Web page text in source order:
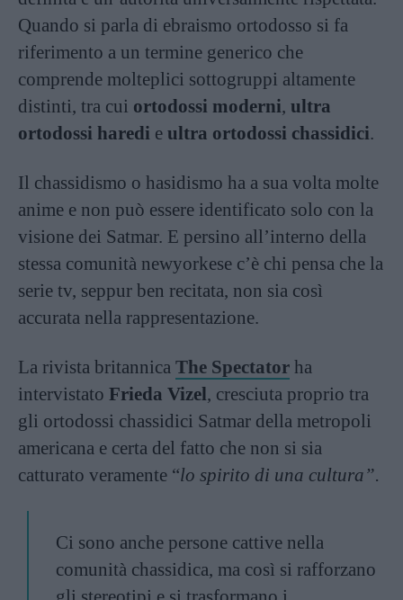
Quando si parla di ebraismo ortodosso si fa
riferimento a un termine generico che
comprende molteplici sottogruppi altamente
distinti, tra cui ortodossi moderni, ultra
ortodossi haredi e ultra ortodossi chassidici.
Il chassidismo o hasidismo ha a sua volta molte
anime e non può essere identificato solo con la
visione dei Satmar. E persino all’interno della
stessa comunità newyorkese c’è chi pensa che la
serie tv, seppur ben recitata, non sia così
accurata nella rappresentazione.
La rivista britannica The Spectator ha
intervistato Frieda Vizel, cresciuta proprio tra
gli ortodossi chassidici Satmar della metropoli
americana e certa del fatto che non si sia
catturato veramente “lo spirito di una cultura”.
Ci sono anche persone cattive nella
comunità chassidica, ma così si rafforzano